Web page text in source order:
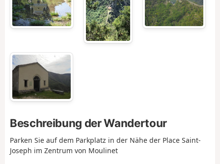
Beschreibung der Wandertour
Parken Sie auf dem Parkplatz in der Nähe der Place Saint-
Joseph im Zentrum von Moulinet